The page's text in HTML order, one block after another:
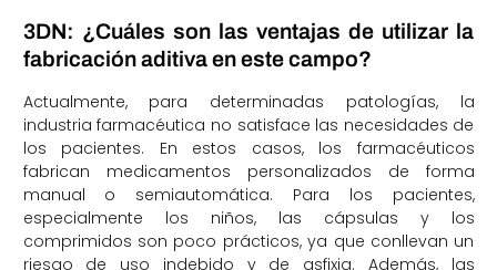
3DN: ¿Cuáles son las ventajas de utilizar la
fabricación aditiva en este campo?
Actualmente, para determinadas patologías, la
industria farmacéutica no satisface las necesidades de
los pacientes. En estos casos, los farmacéuticos
fabrican medicamentos personalizados de forma
manual o semiautomática. Para los pacientes,
especialmente los niños, las cápsulas y los
comprimidos son poco prácticos, ya que conllevan un
riesgo de uso indebido y de asfixia. Además, las